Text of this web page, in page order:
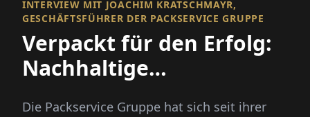
INTERVIEW MIT JOACHIM KRATSCHMAYR,
GESCHÄFTSFÜHRER DER PACKSERVICE GRUPPE
Verpackt für den Erfolg:
Nachhaltige
Die Packservice Gruppe hat sich seit ihrer